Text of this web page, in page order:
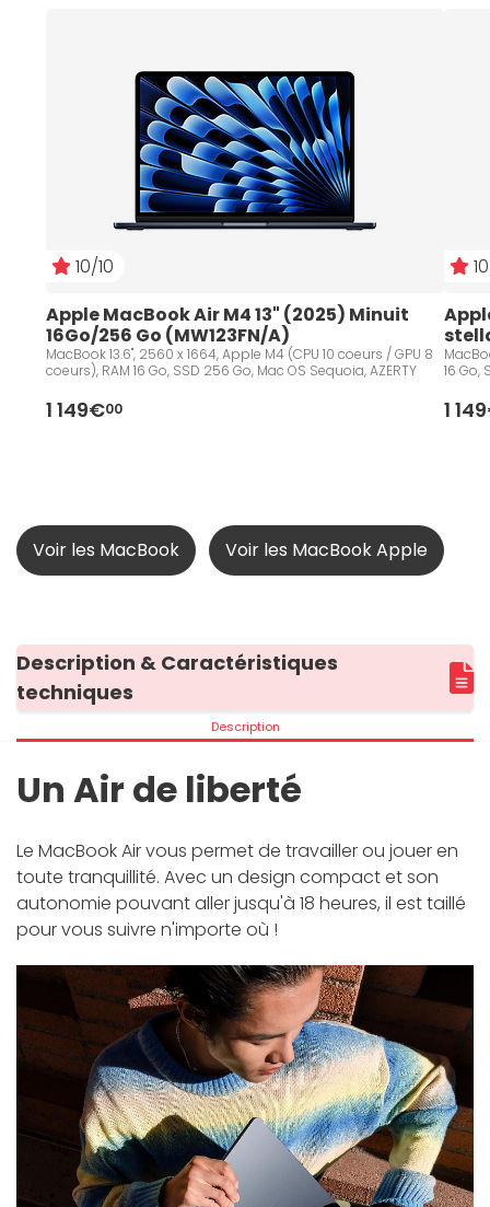
10/10
Apple MacBook Air M4 13" (2025) Minuit
16Go/256 Go (MW123FN/A)
MacBook 13.6", 2560 x 1664, Apple M4 (CPU 10 coeurs / GPU 8
coeurs), RAM 16 Go, SSD 256 Go, Mac OS Sequoia, AZERTY
1 149€00
16 Go,
1
Voir les MacBook Voir les MacBook Apple
Description & Caractéristiques
techniques
Description
Un Air de liberté
Le MacBook Air vous permet de travailler ou jouer en
toute tranquillité. Avec un design compact et son
autonomie pouvant aller jusqu'à 18 heures, il est taillé
pour vous suivre n'importe où !